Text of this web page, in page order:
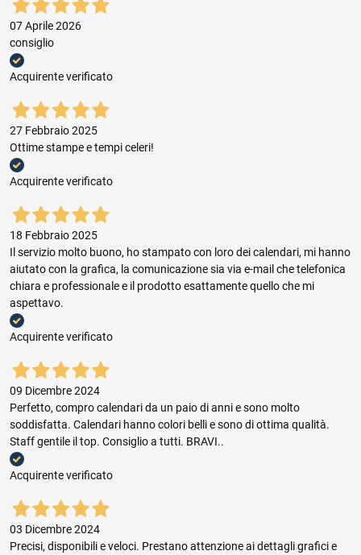
07 Aprile 2026
consiglio
Acquirente verificato
27 Febbraio 2025
Ottime stampe e tempi celeri!
Acquirente verificato
18 Febbraio 2025
Il servizio molto buono, ho stampato con loro dei calendari, mi hanno
aiutato con la grafica, la comunicazione sia via e-mail che telefonica
chiara e professionale e il prodotto esattamente quello che mi
aspettavo.
Acquirente verificato
09 Dicembre 2024
Perfetto, compro calendari da un paio di anni e sono molto
soddisfatta. Calendari hanno colori belli e sono di ottima qualità.
Staff gentile il top. Consiglio a tutti. BRAVI..
Acquirente verificato
03 Dicembre 2024
Precisi, disponibili e veloci. Prestano attenzione ai dettagli grafici e